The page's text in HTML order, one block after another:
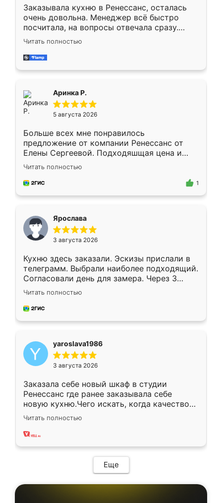
Заказывала кухню в Ренессанс, осталась
очень довольна. Менеджер всё быстро
посчитала, на вопросы отвечала сразу.
Замерщик приехал в субботу, подошёл к
делу со всей ответственностью. Собрали
за день, ребята работали аккуратно, даже
Читать полностью
Аринка Р.
5 августа 2026
Больше всех мне понравилось
предложение от компании Ренессанс от
Елены Сергеевой. Подходяшщая цена и
короткие сроки изготовления. Приехавший
для замера сотрудник Владислав
предложил по моему эскизу самый
Читать полностью
1
Ярослава
3 августа 2026
Кухню здесь заказали. Эскизы прислали в
телеграмм. Выбрали наиболее подходящий.
Согласовали день для замера. Через 3
недели кухня была уже готова. Остались
довольны работой. Спасибо Ренессанс
мебель за качественную работу!
Читать полностью
yaroslava1986
3 августа 2026
Заказала себе новый шкаф в студии
Ренессанс где ранее заказывала себе
новую кухню.Чего искать, когда качеством
вполне довольна. Служит кухня уже почти
два года, нареканий нет.
Читать полностью
Еще